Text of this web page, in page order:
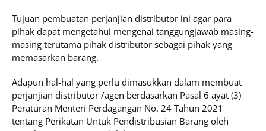
Tujuan pembuatan perjanjian distributor ini agar para
pihak dapat mengetahui mengenai tanggungjawab masing-
masing terutama pihak distributor sebagai pihak yang
memasarkan barang.
Adapun hal-hal yang perlu dimasukkan dalam membuat
perjanjian distributor /agen berdasarkan Pasal 6 ayat (3)
Peraturan Menteri Perdagangan No. 24 Tahun 2021
tentang Perikatan Untuk Pendistribusian Barang oleh